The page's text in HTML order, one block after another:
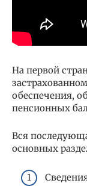
На первой
обеспечения,
пенсионных
Вся
основных